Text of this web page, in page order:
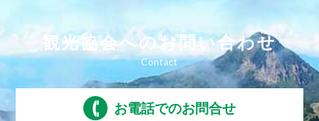
観光協会へのお問い合わせ
お電話でのお問合せ